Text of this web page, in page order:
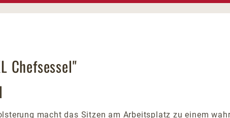
Chefsessel"
macht das Sitzen am Arbeitsplatz zu einem